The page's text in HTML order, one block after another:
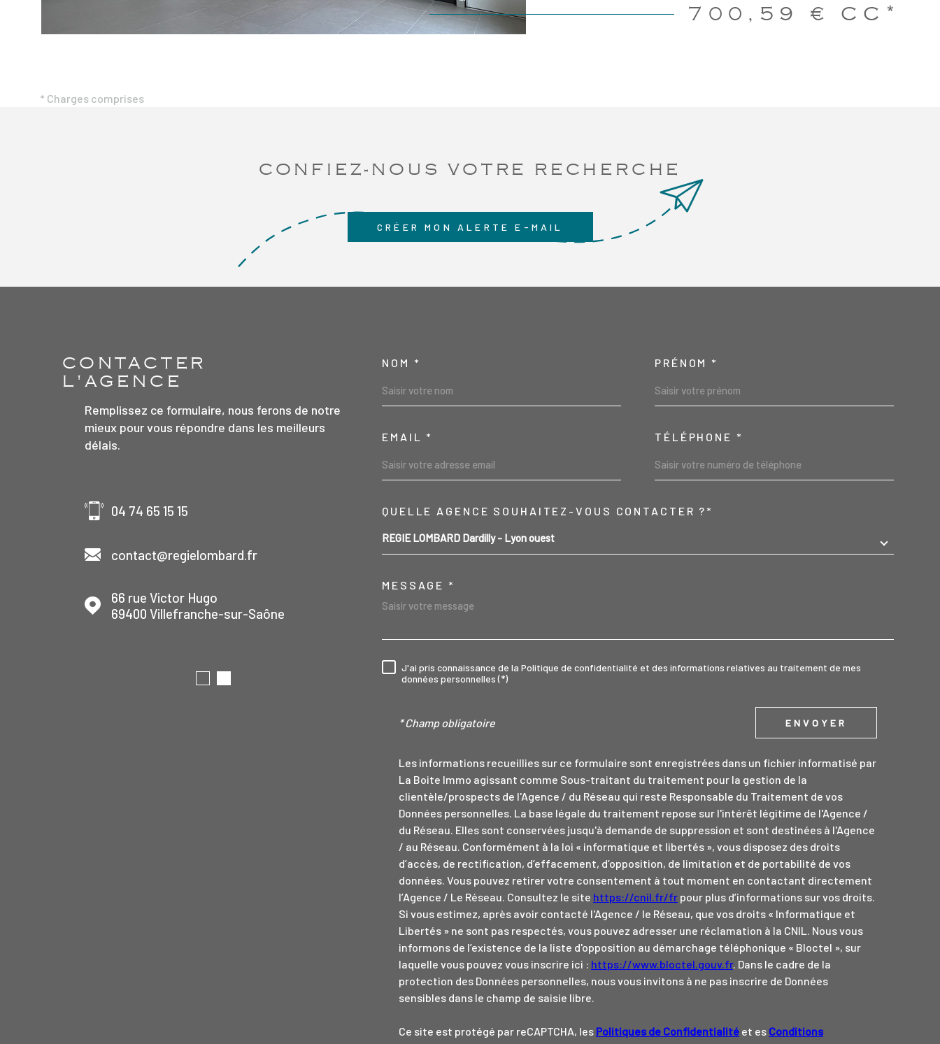
Loyer : 645.59€ Provisions sur charge en sus : 55€ Dépôt de garantie
: 645.59€ Honoraires de visite, rédaction du bail, et état des lieux :
700,59 € CC*
* Charges comprises
CONFIEZ-NOUS VOTRE RECHERCHE
CRÉER MON ALERTE E-MAIL
CONTACTER
L'AGENCE
Remplissez ce formulaire, nous ferons de notre
mieux pour vous répondre dans les meilleurs
délais.
04 74 65 15 15
contact@regielombard.fr
66 rue Victor Hugo
69400
Villefranche-sur-Saône
04 78 47 43 44
contact@regielombard.fr
69570
Dardilly
TRAD_MELTEM_VOSCOORDONNEES
NOM * PRÉNOM *
EMAIL * TÉLÉPHONE *
TRAD_MELTEM_VOREDEMANDE
QUELLE AGENCE SOUHAITEZ-VOUS CONTACTER ?*
REGIE LOMBARD Dardilly - Lyon ouest
MESSAGE *
RÈGLEMENTATION
J'ai pris connaissance de la Politique de confidentialité et des informations relatives au traitement de mes
données personnelles (*)
* Champ obligatoire ENVOYER
Les informations recueillies sur ce formulaire sont enregistrées dans un fichier informatisé par
La Boite Immo agissant comme Sous-traitant du traitement pour la gestion de la
clientèle/prospects de l'Agence / du Réseau qui reste Responsable du Traitement de vos
Données personnelles. La base légale du traitement repose sur l'intérêt légitime de l'Agence /
du Réseau. Elles sont conservées jusqu'à demande de suppression et sont destinées à l'Agence
/ au Réseau. Conformément à la loi « informatique et libertés », vous disposez des droits
d’accès, de rectification, d’effacement, d’opposition, de limitation et de portabilité de vos
données. Vous pouvez retirer votre consentement à tout moment en contactant directement
l’Agence / Le Réseau. Consultez le site https://cnil.fr/fr pour plus d’informations sur vos droits.
Si vous estimez, après avoir contacté l'Agence / le Réseau, que vos droits « Informatique et
Libertés » ne sont pas respectés, vous pouvez adresser une réclamation à la CNIL. Nous vous
informons de l’existence de la liste d'opposition au démarchage téléphonique « Bloctel », sur
laquelle vous pouvez vous inscrire ici : https://www.bloctel.gouv.fr. Dans le cadre de la
protection des Données personnelles, nous vous invitons à ne pas inscrire de Données
sensibles dans le champ de saisie libre.
Ce site est protégé par reCAPTCHA, les Politiques de Confidentialité et es Conditions